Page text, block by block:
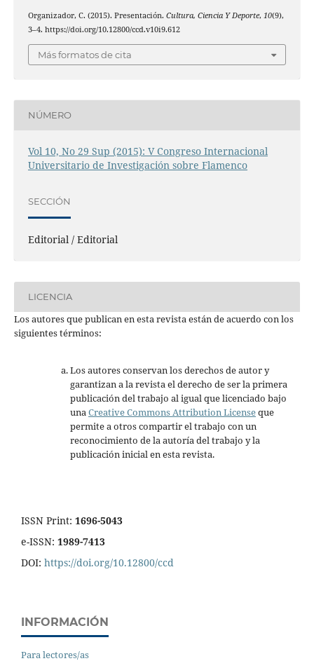
Organizador, C. (2015). Presentación. Cultura, Ciencia Y Deporte, 10(9),
3–4. https://doi.org/10.12800/ccd.v10i9.612
Más formatos de cita
NÚMERO
Vol 10, No 29 Sup (2015): V Congreso Internacional
Universitario de Investigación sobre Flamenco
SECCIÓN
Editorial / Editorial
LICENCIA
Los autores que publican en esta revista están de acuerdo con los
siguientes términos:
Los autores conservan los derechos de autor y
garantizan a la revista el derecho de ser la primera
publicación del trabajo al igual que licenciado bajo
unaCreative Commons Attribution Licenseque
permite a otros compartir el trabajo con un
reconocimiento de la autoría del trabajo y la
publicación inicial en esta revista.
ISSN Print: 1696-5043
e-ISSN: 1989-7413
DOI: https://doi.org/10.12800/ccd
INFORMACIÓN
Para lectores/as